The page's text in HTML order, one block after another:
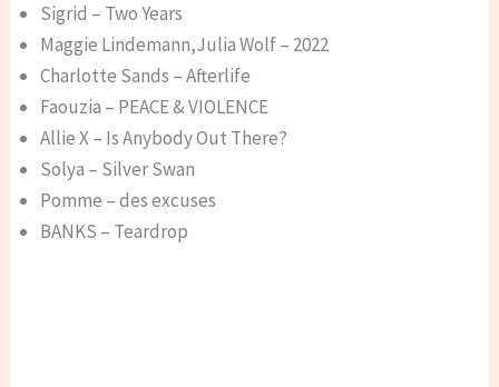
Sigrid – Two Years
Maggie Lindemann,Julia Wolf – 2022
Charlotte Sands – Afterlife
Faouzia – PEACE & VIOLENCE
Allie X – Is Anybody Out There?
Solya – Silver Swan
Pomme – des excuses
BANKS – Teardrop